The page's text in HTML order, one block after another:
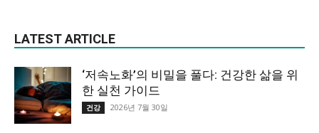
LATEST ARTICLE
‘저속노화’의 비밀을 풀다: 건강한 삶을 위
한 실천 가이드
건강 2026년 7월 30일